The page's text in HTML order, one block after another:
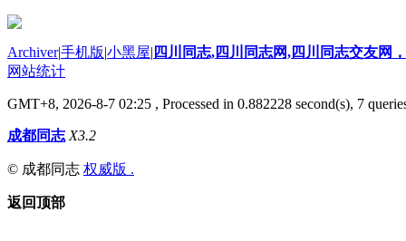
Archiver|手机版|小黑屋| 四川同志,四川同志网,四川同志交友网
网站统计
GMT+8, 2026-8-7 02:25 , Processed in 0.882228 second(s), 7
成都同志 X3.2
© 成都同志 权威版 .
返回顶部